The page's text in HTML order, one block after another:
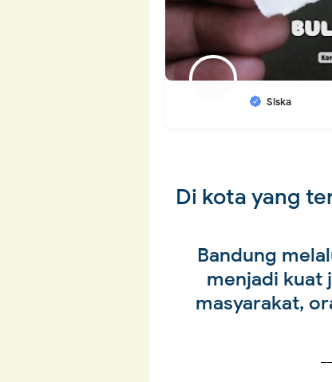
Siska
Di kota yang
Bandung
menjadi kuat
masyarakat,